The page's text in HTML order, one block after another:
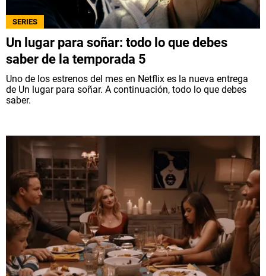
SERIES
Un lugar para soñar: todo lo que debes
saber de la temporada 5
Uno de los estrenos del mes en Netflix es la nueva entrega
de Un lugar para soñar. A continuación, todo lo que debes
saber.